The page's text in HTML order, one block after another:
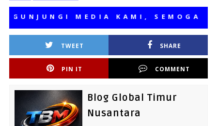
MEDIA KAMI, SEMOGA
TWEET SHARE
PIN IT COMMENT
Blog Global Timur
Nusantara